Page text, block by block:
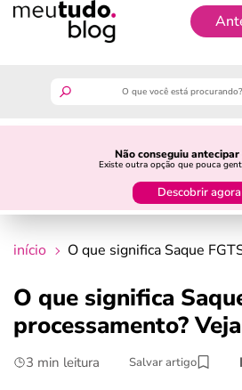
Não conseguiu antecipar
Existe outra opção que pouca
Descobrir agora
Antecipar FGTS
guia do trabalhador
crédito fácil
últimas notícias
início O que significa Saque
O que significa
processamento?
3 min leitura Salvar artigo